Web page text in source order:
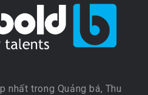
nhất trong Quảng bá, Thu